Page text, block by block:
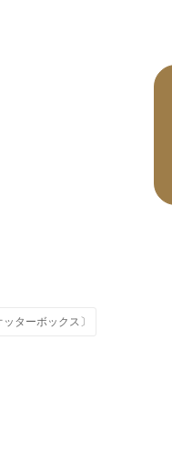
ターボックス〕